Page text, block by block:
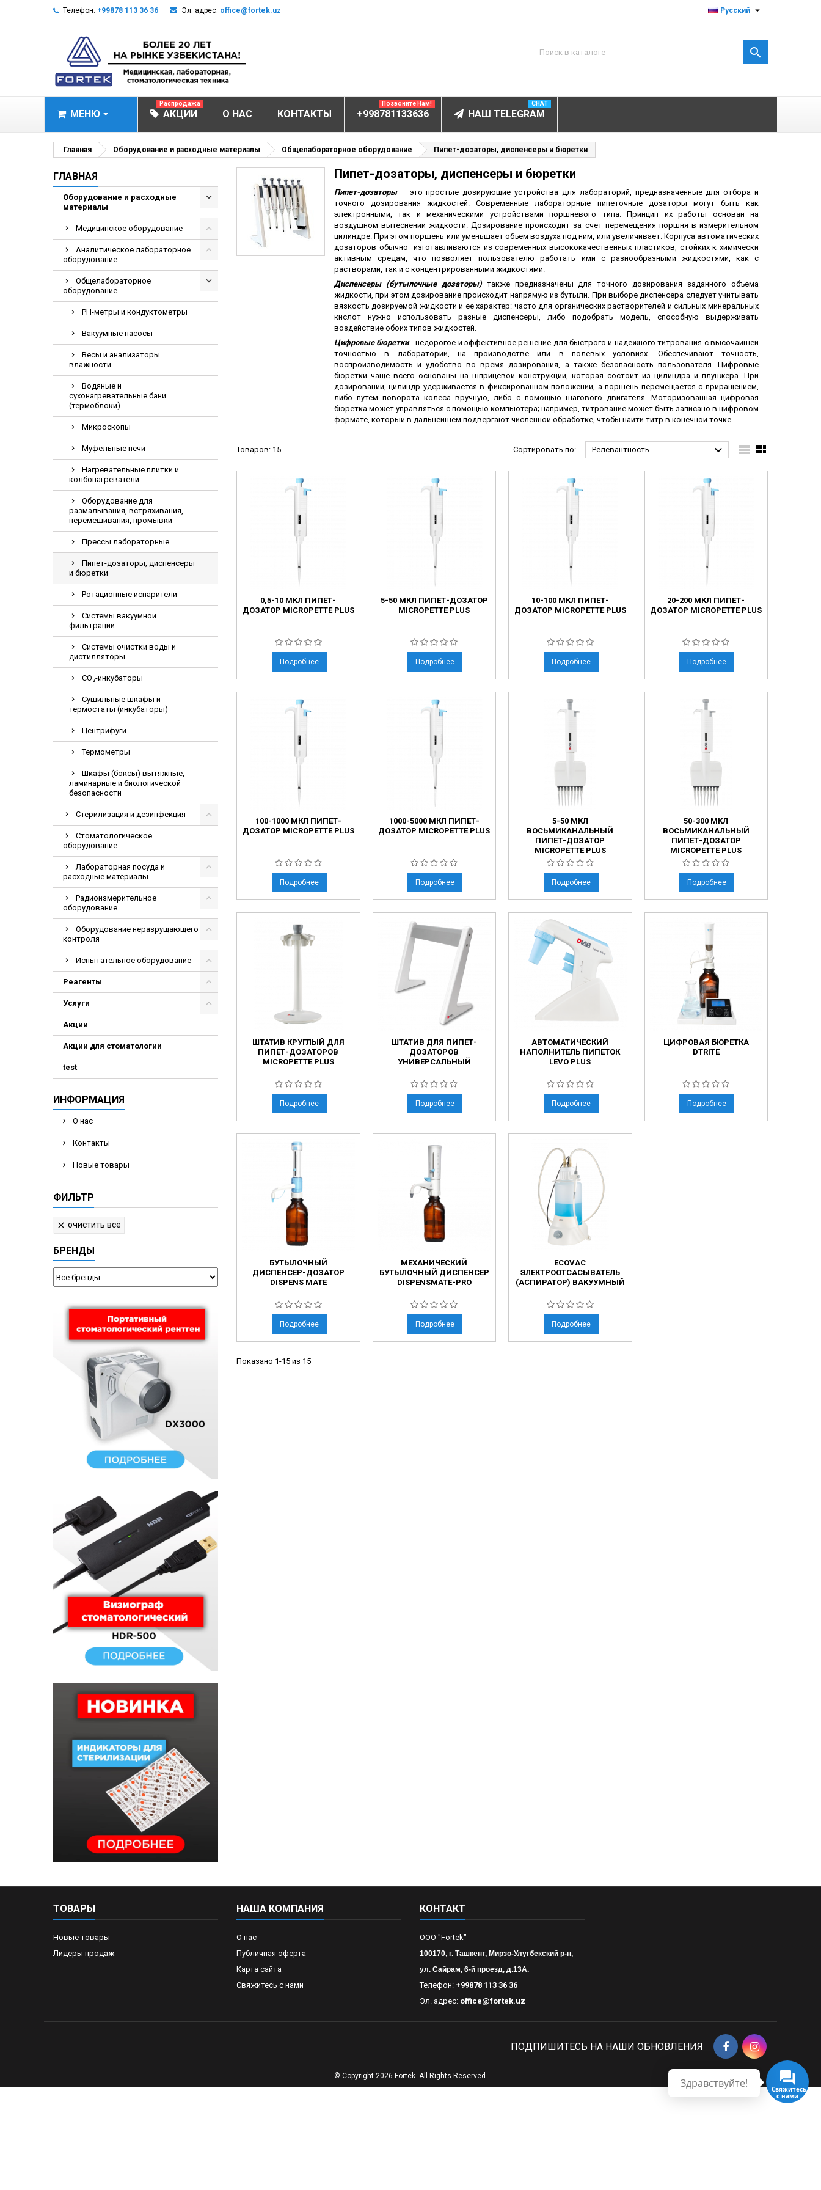
Телефон: +99878 113 36 36 Эл. адрес: office@fortek.uz Русский 

МЕНЮ
МЕДИЦИНСКОЕ ОБОРУДОВАНИЕ
Анализаторы газов и электролитов
Анализатор иммунофлюоресцентный
Анализаторы иммунохемилюминесцентные (ИХЛА)
Анализаторы мочи
Биохимические анализаторы
Видеоэндоскопы
Гематологические анализаторы
Инкубаторы для новорожденных
Коагулометрия
ПЦР анализаторы
Тракционные кровати
Электроэнцефалографы
АКЦИИ
Распродажа
О НАС КОНТАКТЫ +998781133636
Позвоните Нам!
НАШ TELEGRAM
CHAT
Главная Оборудование и расходные материалы Общелабораторное оборудование Пипет-дозаторы, диспенсеры и бюретки
ГЛАВНАЯ
Оборудование и расходные
материалы
Медицинское оборудование
Аналитическое лабораторное
оборудование
Общелабораторное
оборудование
PH-метры и кондуктометры
Вакуумные насосы
Весы и анализаторы
влажности
Водяные и
сухонагревательные бани
(термоблоки)
Микроскопы
Муфельные печи
Нагревательные плитки и
колбонагреватели
Оборудование для
размалывания, встряхивания,
перемешивания, промывки
Прессы лабораторные
Пипет-дозаторы, диспенсеры
и бюретки
Ротационные испарители
Системы вакуумной
фильтрации
Системы очистки воды и
дистилляторы
СО₂-инкубаторы
Сушильные шкафы и
термостаты (инкубаторы)
Центрифуги
Термометры
Шкафы (боксы) вытяжные,
ламинарные и биологической
безопасности
Стерилизация и дезинфекция
Стоматологическое
оборудование
Лабораторная посуда и
расходные материалы
Радиоизмерительное
оборудование
Оборудование неразрущающего
контроля
Испытательное оборудование
Реагенты
Услуги
Акции
Акции для стоматологии
test
ИНФОРМАЦИЯ
О нас
Контакты
Новые товары
ФИЛЬТР
 очистить всё
БРЕНДЫ
Пипет-дозаторы, диспенсеры и бюретки
Пипет-дозаторы– это простые дозирующие устройства для лабораторий, предназначенныедля отбора и
точного дозирования жидкостей. Современные лабораторные пипеточные дозаторы могут быть как
электронными, так и механическими устройствами поршневого типа. Принцип их работы основан на
воздушном вытеснении жидкости. Дозирование происходит за счет перемещения поршня в измерительном
цилиндре. При этом поршень или уменьшает объем воздуха под ним, или увеличивает. Корпуса автоматических
дозаторов обычно изготавливаются из современных высококачественных пластиков, стойких к химически
активным средам, что позволяет пользователю работать ими с разнообразными жидкостями, как с
растворами, так и с концентрированными жидкостями.
Диспенсеры (бутылочные дозаторы) также предназначены для точного дозирования заданного объема
жидкости, при этом дозирование происходит напрямую из бутыли. При выборе диспенсера следует учитывать
вязкость дозируемой жидкости и ее характер: часто для органических растворителей и сильных минеральных
кислот нужно использовать разные диспенсеры, либо подобрать модель, способную выдерживать
воздействие обоих типов жидкостей.
Цифровые бюретки- недорогое и эффективное решение для быстрого и надежного титрования с высочайшей
точностью в лаборатории, на производстве или в полевых условиях. Обеспечивают точность,
воспроизводимость и удобство во время дозирования, а также безопасность пользователя. Цифровые
бюретки чаще всего основаны на шприцевой конструкции, которая состоит из цилиндра и плунжера. При
дозировании, цилиндр удерживается в фиксированном положении, а поршень перемещается с приращением,
либо путем поворота колеса вручную, либо с помощью шагового двигателя. Моторизованная цифровая
бюретка может управляться с помощью компьютера; например, титрование может быть записано в цифровом
формате, который в дальнейшем подвергают численной обработке, чтобы найти титр в конечной точке.
Товаров: 15. Сортировать по: Релевантность   
0,5-10 МКЛ ПИПЕТ-
ДОЗАТОР MICROPETTE PLUS
Подробнее
5-50 МКЛ ПИПЕТ-ДОЗАТОР
MICROPETTE PLUS
Подробнее
10-100 МКЛ ПИПЕТ-
ДОЗАТОР MICROPETTE PLUS
Подробнее
20-200 МКЛ ПИПЕТ-
ДОЗАТОР MICROPETTE PLUS
Подробнее
100-1000 МКЛ ПИПЕТ-
ДОЗАТОР MICROPETTE PLUS
Подробнее
1000-5000 МКЛ ПИПЕТ-
ДОЗАТОР MICROPETTE PLUS
Подробнее
5-50 МКЛ
ВОСЬМИКАНАЛЬНЫЙ
ПИПЕТ-ДОЗАТОР
MICROPETTE PLUS
Подробнее
50-300 МКЛ
ВОСЬМИКАНАЛЬНЫЙ
ПИПЕТ-ДОЗАТОР
MICROPETTE PLUS
Подробнее
ШТАТИВ КРУГЛЫЙ ДЛЯ
ПИПЕТ-ДОЗАТОРОВ
MICROPETTE PLUS
Подробнее
ШТАТИВ ДЛЯ ПИПЕТ-
ДОЗАТОРОВ
УНИВЕРСАЛЬНЫЙ
Подробнее
АВТОМАТИЧЕСКИЙ
НАПОЛНИТЕЛЬ ПИПЕТОК
LEVO PLUS
Подробнее
ЦИФРОВАЯ БЮРЕТКА
DTRITE
Подробнее
БУТЫЛОЧНЫЙ
ДИСПЕНСЕР-ДОЗАТОР
DISPENS MATE
Подробнее
МЕХАНИЧЕСКИЙ
БУТЫЛОЧНЫЙ ДИСПЕНСЕР
DISPENSMATE-PRO
Подробнее
ECOVAC
ЭЛЕКТРООТСАСЫВАТЕЛЬ
(АСПИРАТОР) ВАКУУМНЫЙ
Подробнее
Показано 1-15 из 15
ТОВАРЫ
Новые товары
Лидеры продаж
НАША КОМПАНИЯ
О нас
Публичная оферта
Карта сайта
Свяжитесь с нами
КОНТАКТ
OOO "Fortek"
100170, г. Ташкент, Мирзо-Улугбекский р-н,
ул. Сайрам, 6-й проезд, д.13А.
Телефон: +99878 113 36 36
Эл. адрес: office@fortek.uz
Здравствуйте!
ПОДПИШИТЕСЬ НА НАШИ ОБНОВЛЕНИЯ
© Copyright 2026 Fortek. All Rights Reserved.